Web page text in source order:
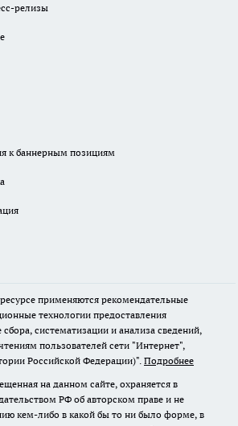
релизы
к баннерным позициям
применяются рекомендательные
технологии предоставления
систематизации и анализа сведений,
пользователей сети "Интернет",
Российской Федерации)". Подробнее
на данном сайте, охраняется в
РФ об авторском праве и не
кем-либо в какой бы то ни было форме, в